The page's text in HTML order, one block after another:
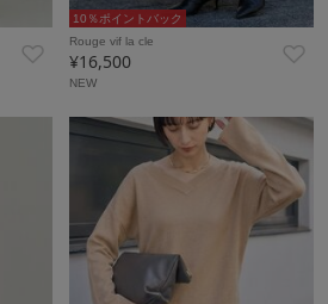
10％ポイントバック
Rouge vif la cle
¥16,500
NEW